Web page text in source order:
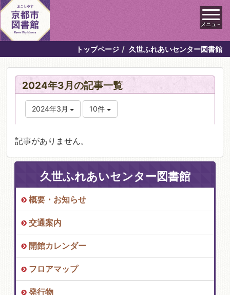
メニュ－
トップページ 久世ふれあいセンター図書館
2024年3月の記事一覧
2024年3月 10件
記事がありません。
久世ふれあいセンター図書館
概要・お知らせ
交通案内
開館カレンダー
フロアマップ
発行物